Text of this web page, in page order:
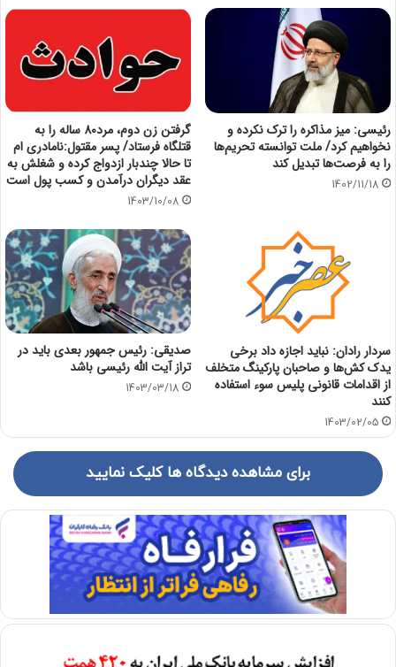
رئیسی: میز مذاکره را ترک نکرده و
نخواهیم کرد/ ملت توانسته تحریم‌ها
را به فرصت‌ها تبدیل کند
1402/11/18
گرفتن زن دوم، مرد80 ساله را به
قتلگاه فرستاد/ پسر مقتول:نامادری ام
تا حالا چندبار ازدواج کرده و شغلش به
عقد دیگران درآمدن و کسب پول است
1403/10/08
سردار رادان: نباید اجازه داد برخی
یدک کش‌ها و صاحبان پارکینگ متخلف
از اقدامات قانونی پلیس سوء استفاده
کنند
1403/02/05
صدیقی: رئیس جمهور بعدی باید در
تراز آیت الله رئیسی باشد
1403/03/18
برای مشاهده دیدگاه ها کلیک نمایید